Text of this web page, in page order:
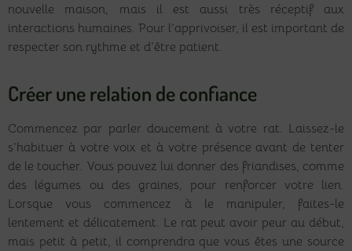
nouvelle maison, mais il est aussi très réceptif aux
interactions humaines. Pour l’apprivoiser, il est important de
respecter son rythme et d’être patient.
Créer une relation de confiance
Commencez par parler doucement à votre rat. Laissez-le
s’habituer à votre voix et à votre présence avant de tenter
de le toucher. Vous pouvez lui donner des friandises, comme
des légumes ou des graines, pour renforcer votre lien.
Lorsque vous commencez à le manipuler, faites-le
lentement et délicatement. Le rat peut avoir peur au début,
mais petit à petit, il comprendra que vous êtes une source